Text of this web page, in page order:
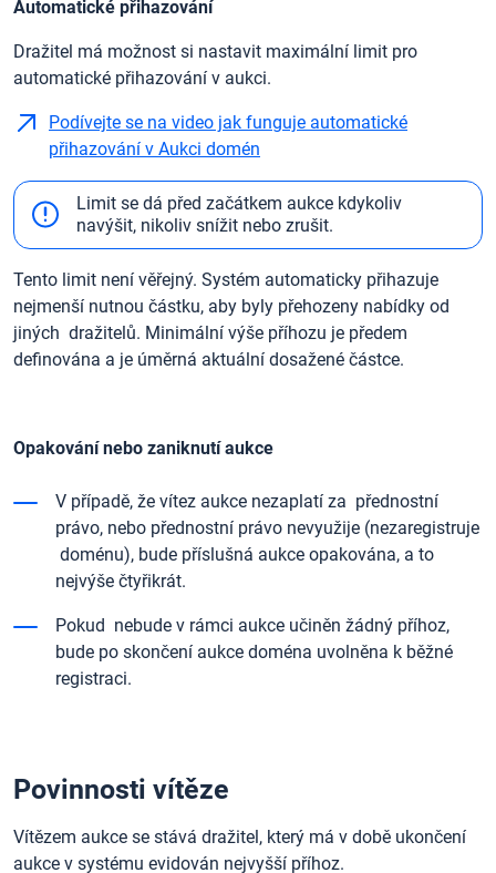
Automatické přihazování
Dražitel má možnost si nastavit maximální limit pro
automatické přihazování v aukci.
Podívejte se na video jak funguje automatické
přihazování v Aukci domén
Limit se dá před začátkem aukce kdykoliv
navýšit, nikoliv snížit nebo zrušit.
Tento limit není věřejný. Systém automaticky přihazuje
nejmenší nutnou částku, aby byly přehozeny nabídky od
jiných dražitelů. Minimální výše příhozu je předem
definována a je úměrná aktuální dosažené částce.
Opakování nebo zaniknutí aukce
V případě, že vítez aukce nezaplatí za přednostní
právo, nebo přednostní právo nevyužije (nezaregistruje
doménu), bude příslušná aukce opakována, a to
nejvýše čtyřikrát.
Pokud nebude v rámci aukce učiněn žádný příhoz,
bude po skončení aukce doména uvolněna k běžné
registraci.
Povinnosti vítěze
Vítězem aukce se stává dražitel, který má v době ukončení
aukce v systému evidován nejvyšší příhoz.